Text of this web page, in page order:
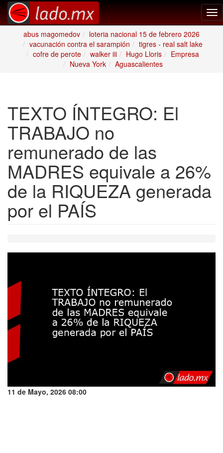
abus magomedov
loteria nacional 15 de febrero 2026
vacunación contra el sarampión
tigres - real salt lake
cofre de perote
walker iii Hugo Lloris
Empresa
Nueva York
Aguascalientes
TEXTO ÍNTEGRO: El
TRABAJO no
remunerado de las
MADRES equivale a 26%
de la RIQUEZA generada
por el PAÍS
11 de Mayo, 2026 08:00